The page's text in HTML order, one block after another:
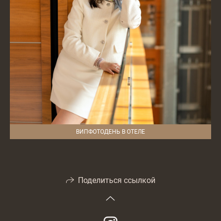
ВИПФОТОДЕНЬ В ОТЕЛЕ
Поделиться ссылкой